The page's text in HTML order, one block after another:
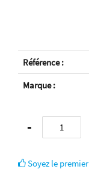
Référence :
Marque :
-
Soyez le